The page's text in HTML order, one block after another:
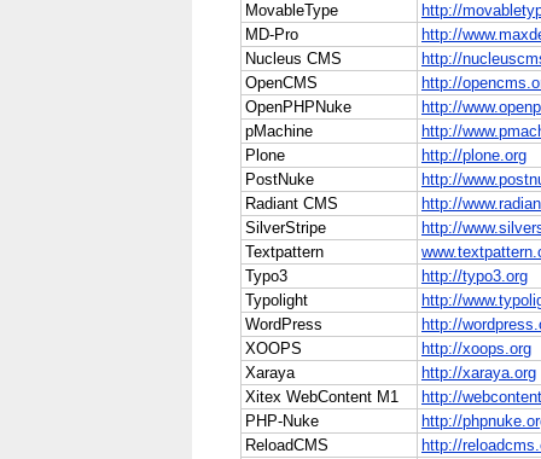
MovableType
http://
MD-Pro
http://
Nucleus CMS
http://
OpenCMS
http://
OpenPHPNuke
http://
pMachine
http://
Plone
http://plone.org
PostNuke
http://
Radiant CMS
http://
SilverStripe
http://
Textpattern
Typo3
http://typo3.org
Typolight
http://
WordPress
http://
XOOPS
http://xoops.org
Xaraya
http://xaraya.org
Xitex WebContent M1
http://
PHP-Nuke
http://
ReloadCMS
http://